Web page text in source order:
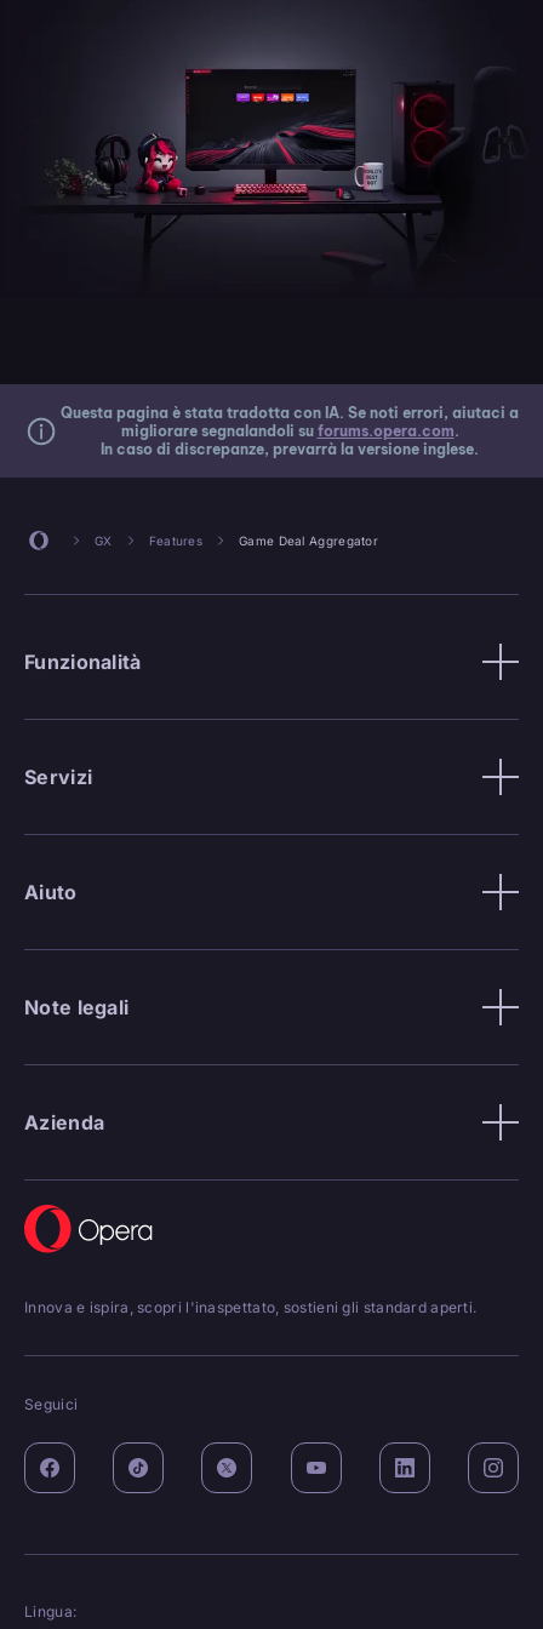
Questa pagina è stata tradotta con IA. Se noti errori, aiutaci a
migliorare segnalandoli su forums.opera.com.
In caso di discrepanze, prevarrà la versione inglese.
GX Features Game Deal Aggregator
Funzionalità
Servizi
Aiuto
Note legali
Azienda
Innova e ispira, scopri l'inaspettato, sostieni gli standard aperti.
Seguici
Lingua: